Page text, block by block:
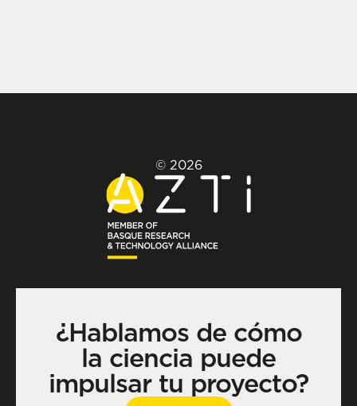
© 2026
¿Hablamos de cómo
la ciencia puede
impulsar tu proyecto?